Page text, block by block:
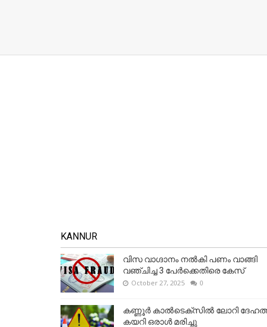
KANNUR
വിസ വാഗ്ദാനം നൽകി പണം വാങ്ങി
വഞ്ചിച്ച 3 പേർക്കെതിരെ കേസ്
October 27, 2025 0
കണ്ണൂര്‍ കാല്‍ടെക്‌സില്‍ ലോറി
കയറി ഒരാള്‍ മരിച്ചു